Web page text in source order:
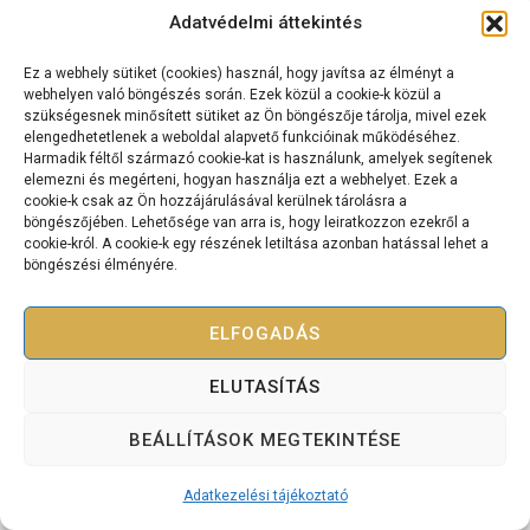
Adatvédelmi áttekintés
Ez a webhely sütiket (cookies) használ, hogy javítsa az élményt a
webhelyen való böngészés során. Ezek közül a cookie-k közül a
szükségesnek minősített sütiket az Ön böngészője tárolja, mivel ezek
elengedhetetlenek a weboldal alapvető funkcióinak működéséhez.
Harmadik féltől származó cookie-kat is használunk, amelyek segítenek
elemezni és megérteni, hogyan használja ezt a webhelyet. Ezek a
cookie-k csak az Ön hozzájárulásával kerülnek tárolásra a
böngészőjében. Lehetősége van arra is, hogy leiratkozzon ezekről a
cookie-król. A cookie-k egy részének letiltása azonban hatással lehet a
böngészési élményére.
ELFOGADÁS
ELUTASÍTÁS
BEÁLLÍTÁSOK MEGTEKINTÉSE
Adatkezelési tájékoztató
Kapcsolat
Cashflow Mérnök International Kft.
2120 Dunakeszi, Dr. Brusznyai Árpád utca 3. Fszt. 2.
+36 70 334 5177
cashflowmernok@gmail.com
Copyright © 2025 Bevétel Teremtés Akadémia – Minden jog